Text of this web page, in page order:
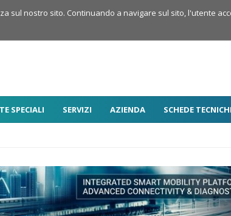
SPECIALI SERVIZI AZIENDA SCHEDE
sul nostro sito. Continuando a navigare sul sito, l'utente